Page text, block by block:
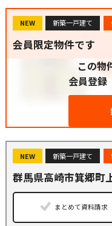
NEW 新築一戸建て
会員限定物件です
この物
会員登録
NEW 新築一戸建て
群馬県高崎市箕郷町
まとめて資料請求